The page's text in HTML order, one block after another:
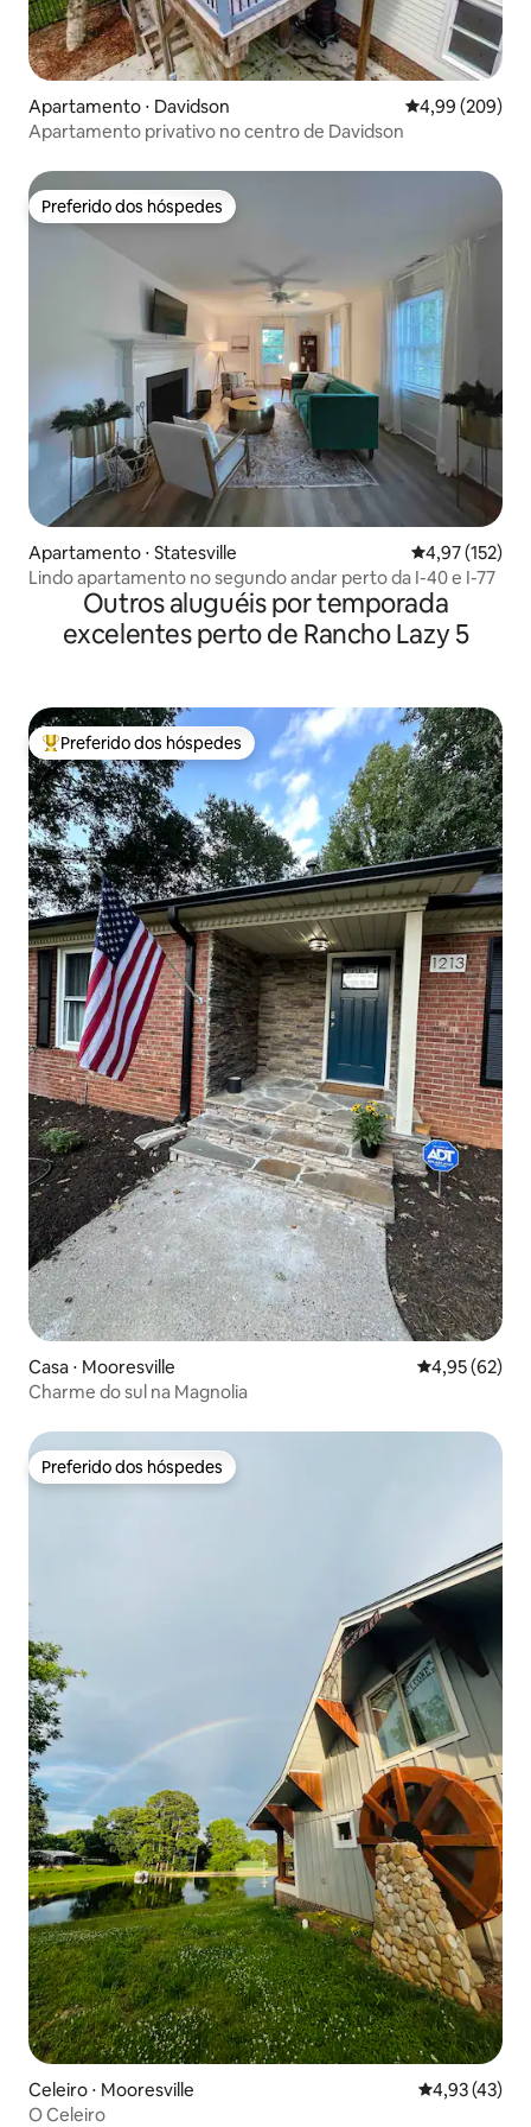
Apartamento ⋅ Davidson 4,99 de uma
4,99 (209)
Apartamento privativo no centro de Davidson
Preferido dos hóspedes
Preferido dos hóspedes
Apartamento ⋅ Statesville 4,97 de uma
4,97 (152)
Lindo apartamento no segundo andar perto da I-40 e I-77
Outros aluguéis por temporada
excelentes perto de Rancho Lazy 5
Entre os melhores preferidos dos hóspedes
Preferido dos hóspedes
Casa ⋅ Mooresville 4,95 de uma
4,95 (62)
Charme do sul na Magnolia
Preferido dos hóspedes
Preferido dos hóspedes
Celeiro ⋅ Mooresville 4,93 de uma
4,93 (43)
O Celeiro